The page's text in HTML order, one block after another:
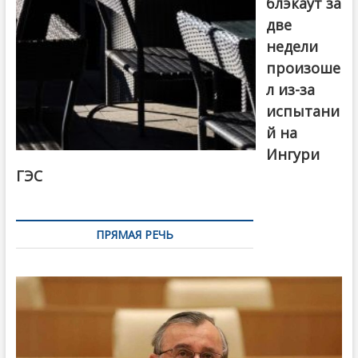
две
недели
произоше
л из-за
испытани
й на
Ингури
ГЭС
ПРЯМАЯ РЕЧЬ